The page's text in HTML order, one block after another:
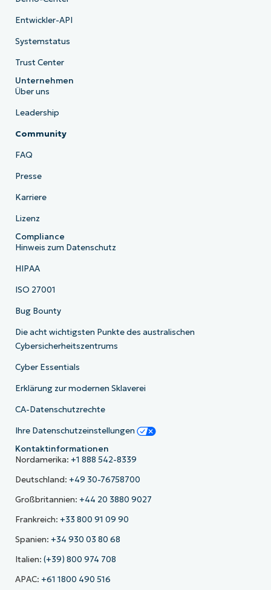
Entwickler-API
Systemstatus
Trust Center
Unternehmen
Über uns
Leadership
Community
FAQ
Presse
Karriere
Lizenz
Compliance
Hinweis zum Datenschutz
HIPAA
ISO 27001
Bug Bounty
Die acht wichtigsten Punkte des australischen
Cybersicherheitszentrums
Cyber Essentials
Erklärung zur modernen Sklaverei
CA-Datenschutzrechte
Ihre Datenschutzeinstellungen
Kontaktinformationen
Nordamerika: +1 888 542-8339
Deutschland: +49 30-76758700
Großbritannien: +44 20 3880 9027
Frankreich: +33 800 91 09 90
Spanien: +34 930 03 80 68
Italien: (+39) 800 974 708
APAC: +61 1800 490 516